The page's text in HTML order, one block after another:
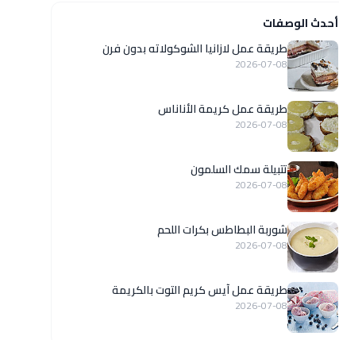
أحدث الوصفات
طريقة عمل لازانيا الشوكولاته بدون فرن
2026-07-08
طريقة عمل كريمة الأناناس
2026-07-08
تتبيلة سمك السلمون
2026-07-08
شوربة البطاطس بكرات اللحم
2026-07-08
طريقة عمل آيس كريم التوت بالكريمة
2026-07-08